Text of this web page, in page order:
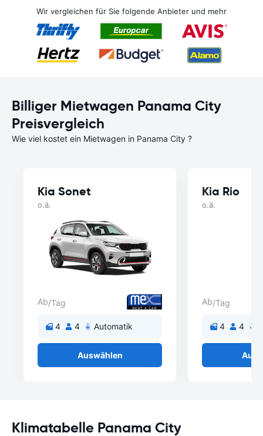
Wir vergleichen für Sie folgende Anbieter und mehr
Billiger Mietwagen Panama City
Preisvergleich
Wie viel kostet ein Mietwagen in Panama City ?
Kia Sonet
o.ä.
Ab/Tag
4 4 Automatik
Auswählen
Kia Rio
o.ä.
Ab/Tag
4 4
Klimatabelle Panama City